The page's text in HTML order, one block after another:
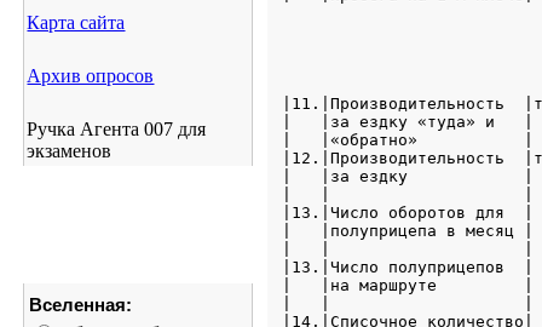
Карта сайта
Архив опросов
Ручка Агента 007 для
экзаменов
Вселенная: